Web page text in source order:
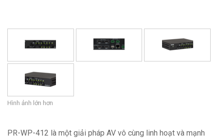
Hình ảnh lớn hơn
PR-WP-412 là một giải pháp AV vô cùng linh hoạt và mạnh